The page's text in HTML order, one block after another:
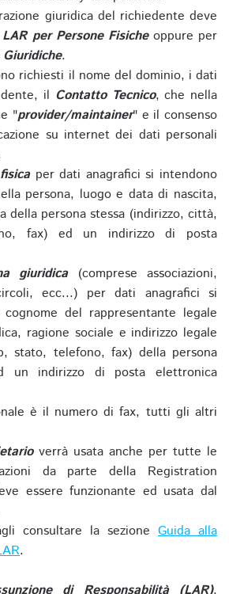
giuridica del richiedente deve
LAR per Persone Fisicheoppure per
.
richiesti il nome del dominio, i dati
il Contatto Tecnico, che nella
"provider/maintainer" e il consenso
su internet dei dati personali
per dati anagrafici si intendono
persona, luogo e data di nascita,
della persona stessa (indirizzo, città,
fax) ed un indirizzo di posta
giuridica(comprese associazioni,
ecc...) per dati anagrafici si
del rappresentante legale
ragione sociale e indirizzo legale
stato, telefono, fax) della persona
un indirizzo di posta elettronica
è il numero di fax, tutti gli altri
verrà usata anche per tutte le
da parte della Registration
essere funzionante ed usata dal
consultare la sezione Guida alla
.